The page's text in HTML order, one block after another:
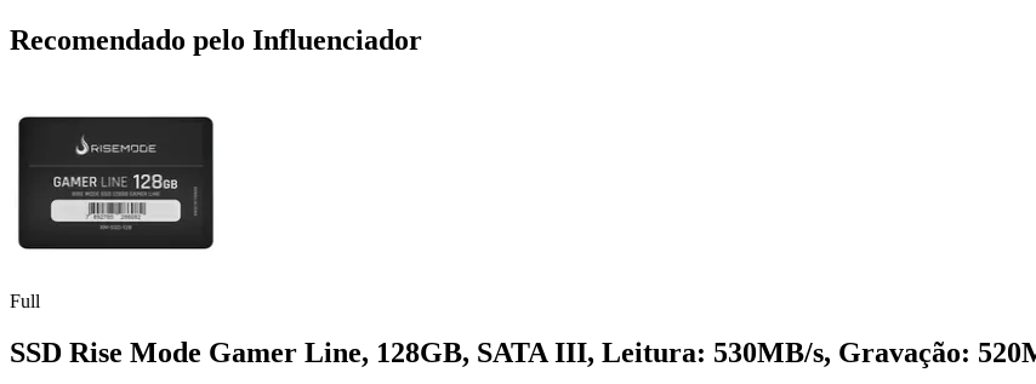
Recomendado pelo Influenciador
Full
SSD Rise Mode Gamer Line, 128GB, SATA III, Leitura: 530MB/s, Gravação: